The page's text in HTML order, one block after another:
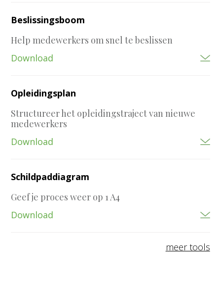
Beslissingsboom
Help medewerkers om snel te beslissen
Download
Opleidingsplan
Structureer het opleidingstraject van nieuwe
medewerkers
Download
Schildpaddiagram
Geef je proces weer op 1 A4
Download
meer tools